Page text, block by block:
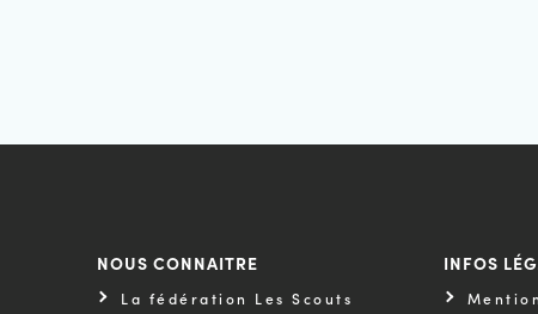
NOUS CONNAITRE
La fédération Les Scouts
INFOS